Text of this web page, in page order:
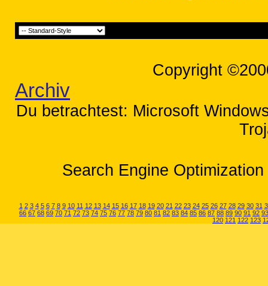
Copyright
Archiv
Du betrachtest: Microsoft
Search Engine
1 2 3 4 5 6 7 8 9 10 11 12 13 14 15 16 17 18 19 20 21 22 23 24 25 26 27 28 29 30 31
66 67 68 69 70 71 72 73 74 75 76 77 78 79 80 81 82 83 84 85 86 87 88 89 90 91 92 93
120 121 122 123